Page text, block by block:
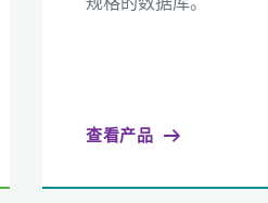
查看产品